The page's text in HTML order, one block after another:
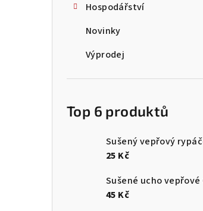
Hospodářství
Novinky
Výprodej
Top 6 produktů
Sušený vepřový
25 Kč
Sušené ucho vepřové
45 Kč